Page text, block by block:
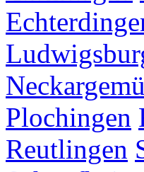
Plochingen
Reutlingen